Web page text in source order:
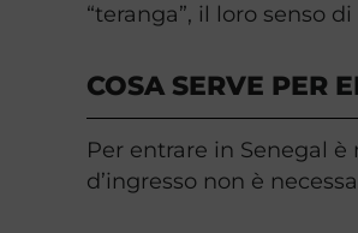
“teranga”, il loro senso
COSA SERVE PER
Per entrare in Senegal
d’ingresso non è